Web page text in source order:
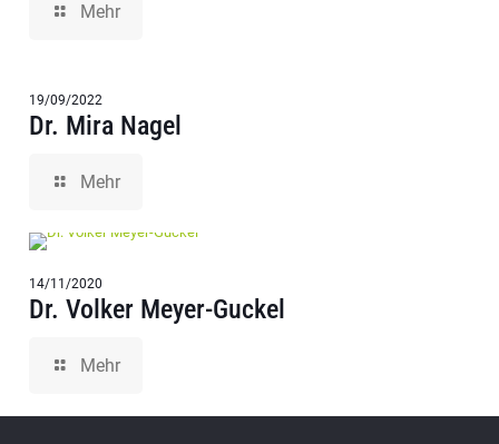
Mehr
19/09/2022
Dr. Mira Nagel
Mehr
14/11/2020
Dr. Volker Meyer-Guckel
Mehr